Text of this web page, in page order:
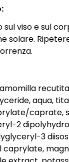
viso e sul
solare.
aqua,
caprate,
2
3